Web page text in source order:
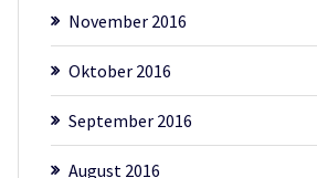
November 2016
Oktober 2016
September 2016
August 2016